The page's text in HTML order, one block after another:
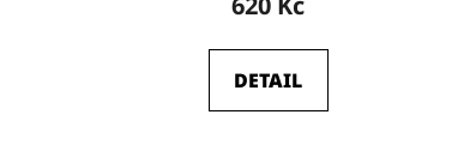
je
4,5
DETAIL